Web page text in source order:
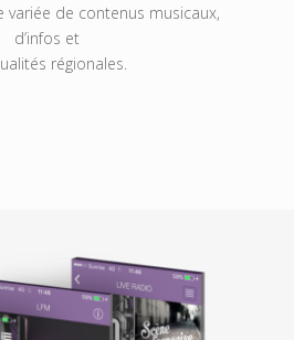
de contenus musicaux,
d’infos et
régionales.